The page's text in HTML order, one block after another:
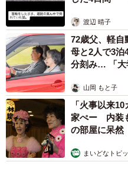
2026.08.07
退職金を運用に回せる人は何